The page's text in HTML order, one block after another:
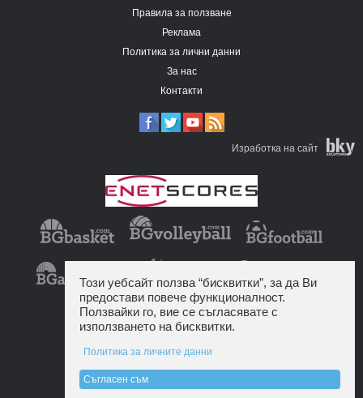
Правила за ползване
Реклама
Политика за лични данни
За нас
Контакти
Изработка на сайт
Този уебсайт ползва “бисквитки”, за да Ви
предостави повече функционалност.
Ползвайки го, вие се съгласявате с
използването на бисквитки.
Политика за личните данни
Съгласен съм